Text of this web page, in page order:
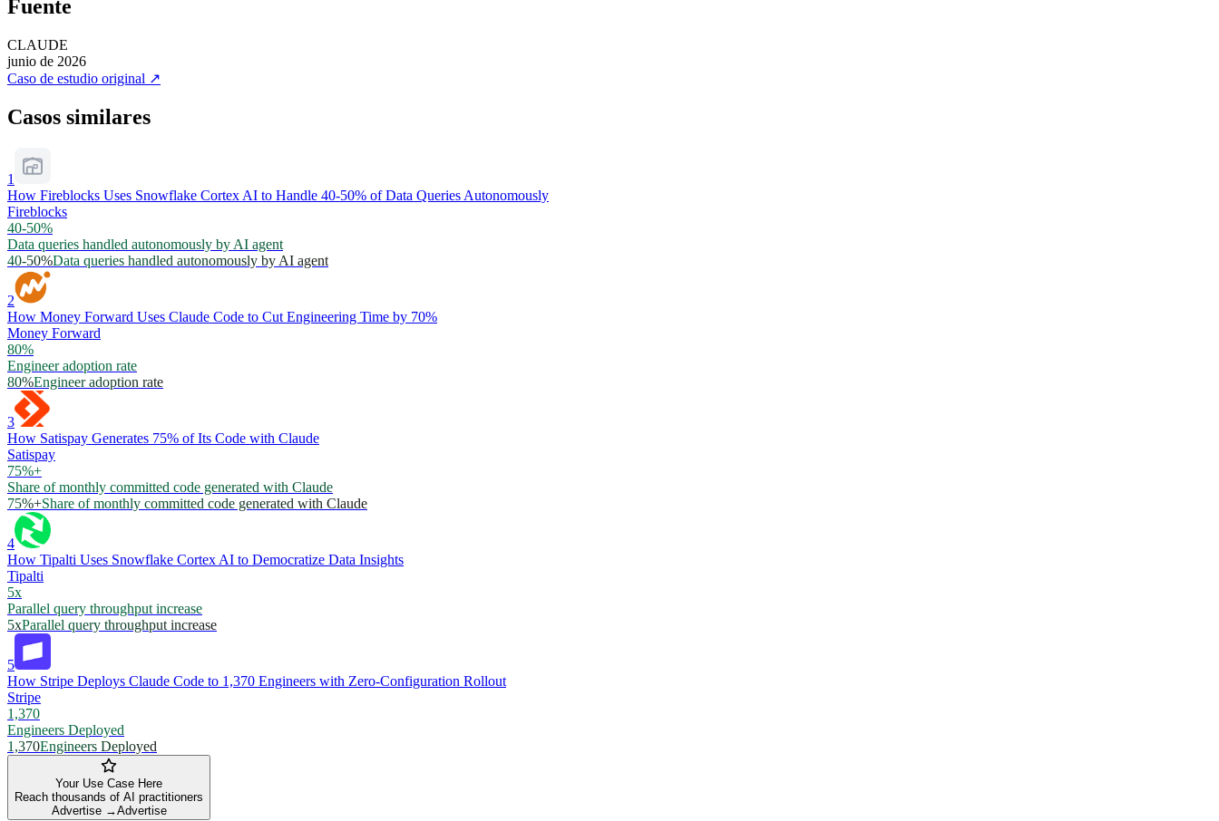
Fuente
CLAUDE
junio de 2026
Caso de estudio original ↗
Casos similares
1
How Fireblocks Uses Snowflake Cortex AI to Handle 40-50% of Data Queries Autonomously
Fireblocks
40-50%
Data queries handled autonomously by AI agent
40-50%Data queries handled autonomously by AI agent
2
How Money Forward Uses Claude Code to Cut Engineering Time by 70%
Money Forward
80%
Engineer adoption rate
80%Engineer adoption rate
3
How Satispay Generates 75% of Its Code with Claude
Satispay
75%+
Share of monthly committed code generated with Claude
75%+Share of monthly committed code generated with Claude
4
How Tipalti Uses Snowflake Cortex AI to Democratize Data Insights
Tipalti
5x
Parallel query throughput increase
5xParallel query throughput increase
5
How Stripe Deploys Claude Code to 1,370 Engineers with Zero-Configuration Rollout
Stripe
1,370
Engineers Deployed
1,370Engineers Deployed
Your Use Case Here
Reach thousands of AI practitioners
Advertise →Advertise